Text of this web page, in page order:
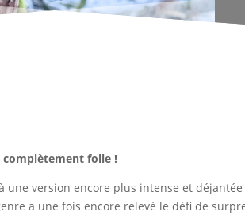
complètement folle !
une version encore plus intense et déjantée
a une fois encore relevé le défi de